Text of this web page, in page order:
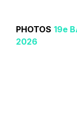
PHOTOS 19e
2026